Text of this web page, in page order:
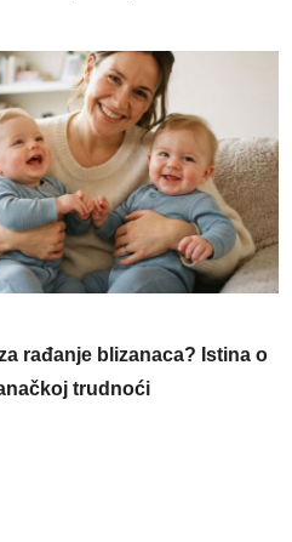
rađanje blizanaca? Istina o
trudnoći